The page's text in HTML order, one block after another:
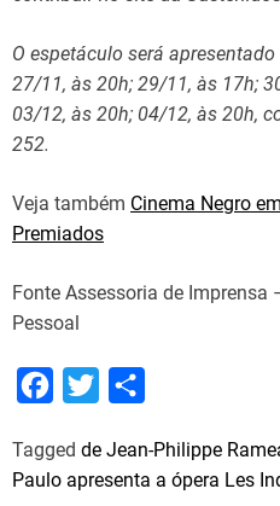
O espetáculo será
27/11, às 20h; 29/11, às 17h;
03/12, às 20h; 04/12, às 20h,
252.
Veja também Cinema Negro
Premiados
Fonte Assessoria de
Pessoal
c
e
i
t
a
r
Tagged de Jean-Philippe
Paulo apresenta a ópera Les